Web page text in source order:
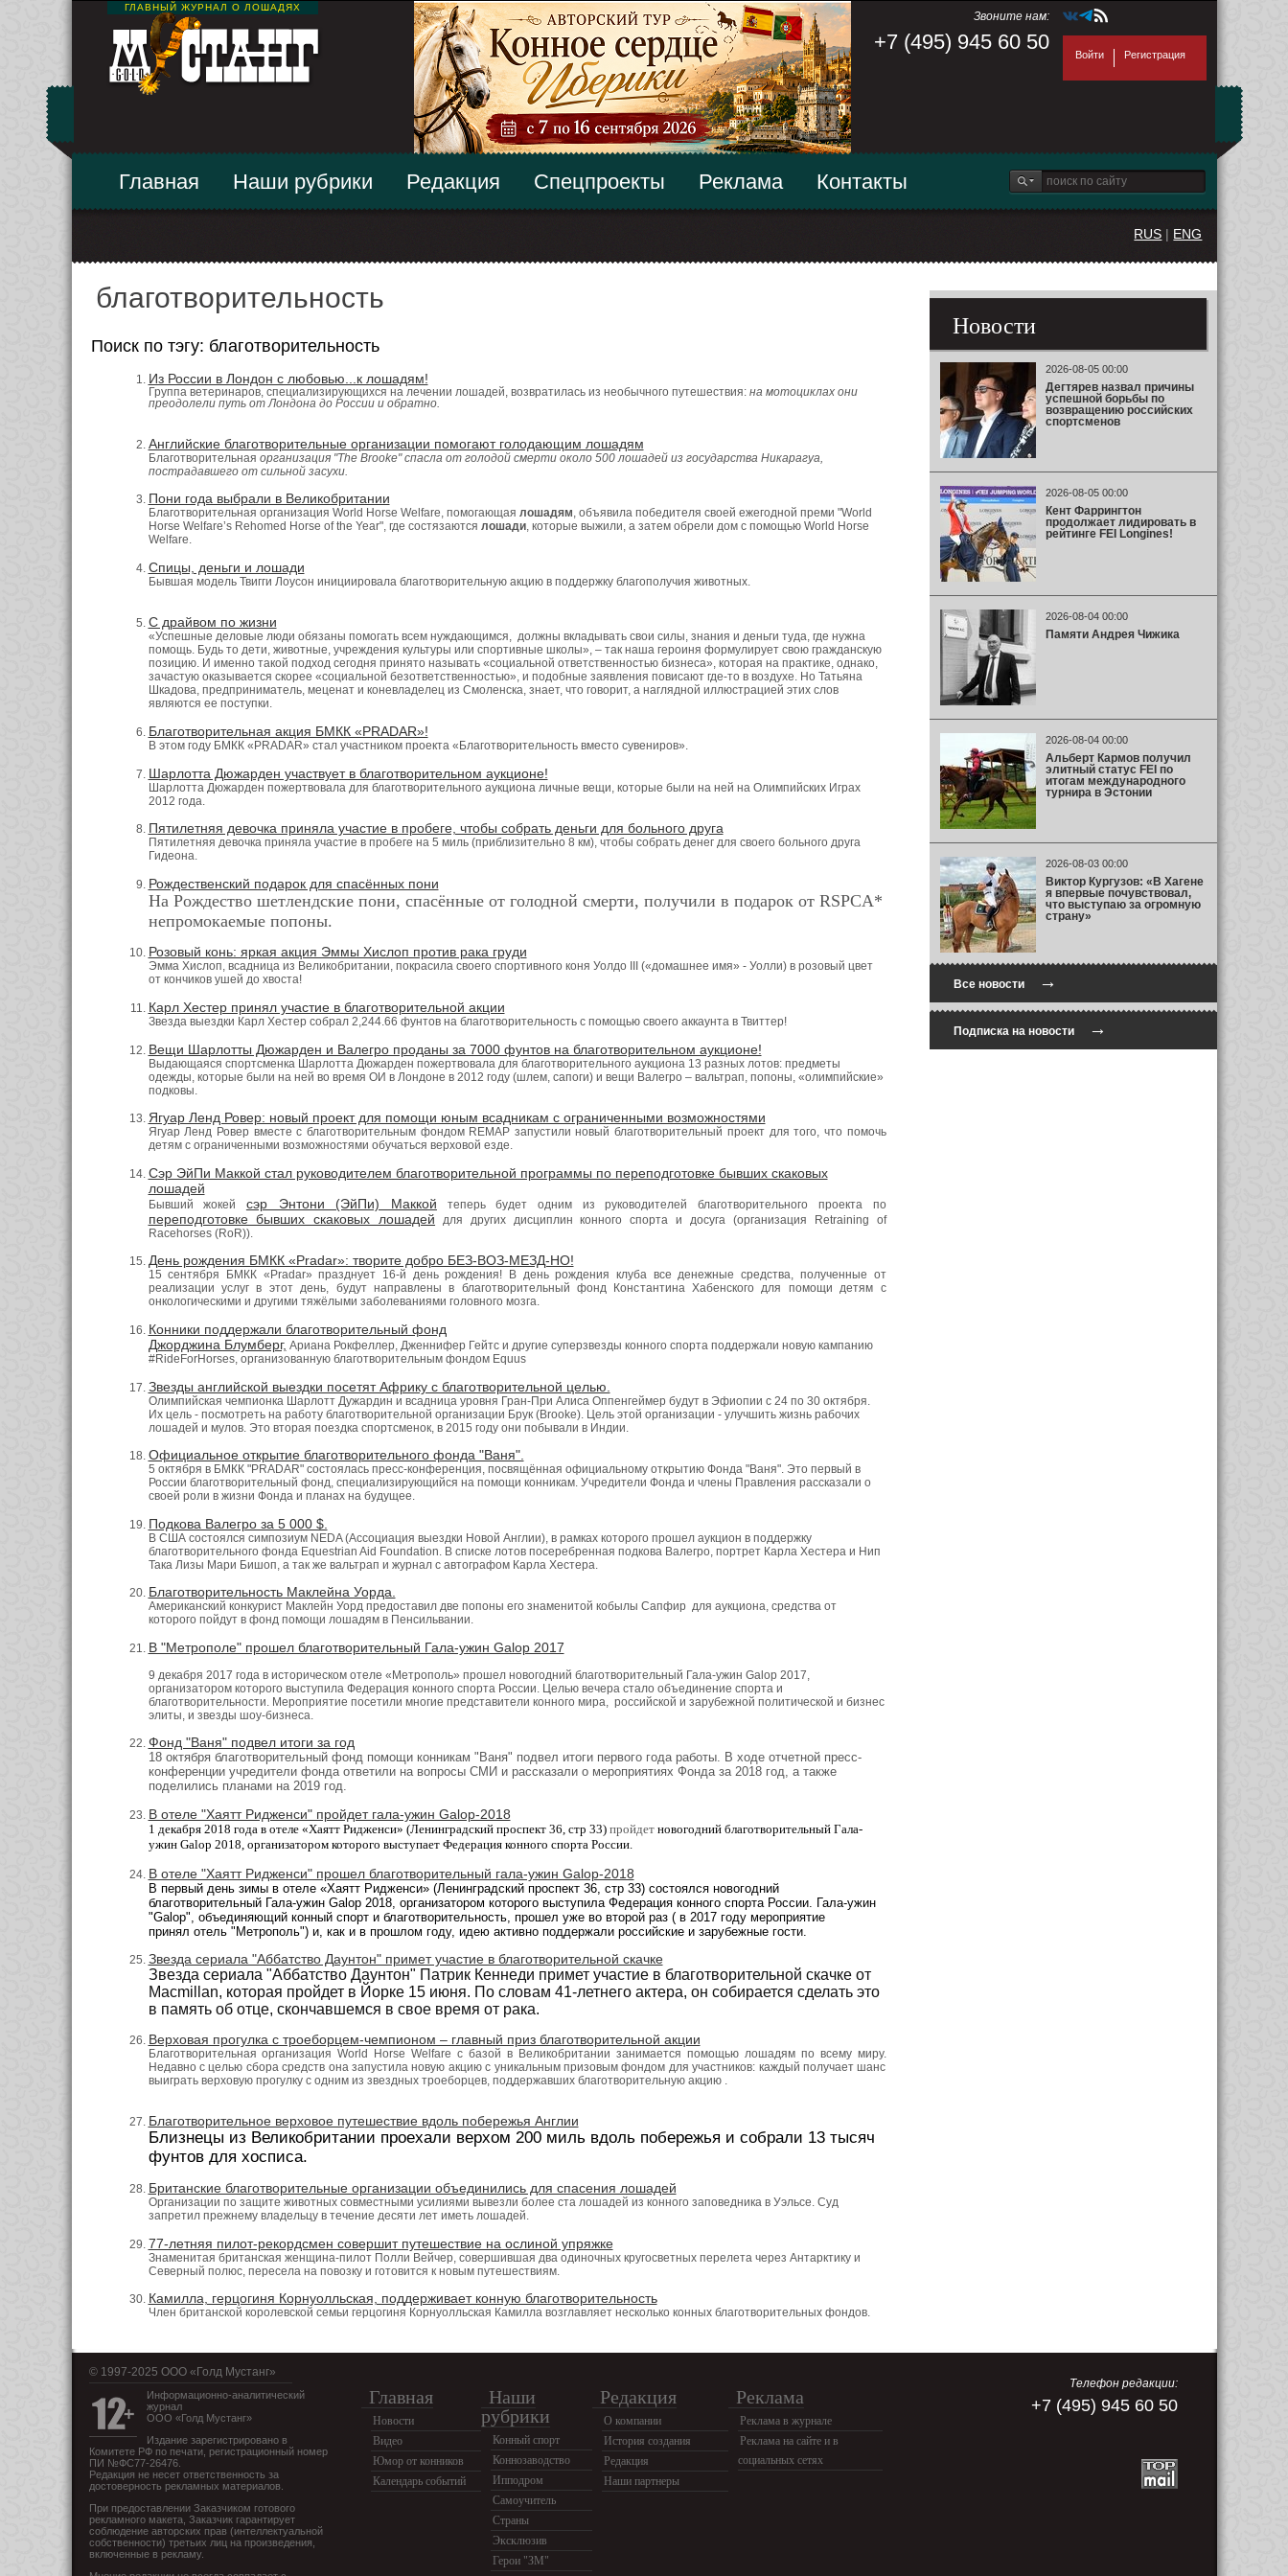
ГЛАВНЫЙ ЖУРНАЛ О ЛОШАДЯХ
Звоните нам:
+7 (495) 945 60 50
Войти Регистрация
Главная Наши рубрики Редакция Спецпроекты Реклама Контакты
RUS | ENG
благотворительность
Поиск по тэгу: благотворительность
Из России в Лондон с любовью...к лошадям!
Группа ветеринаров, специализирующихся на лечении лошадей, возвратилась из необычного путешествия: на мотоциклах они
преодолели путь от Лондона до России и обратно.
Английские благотворительные организации помогают голодающим лошадям
Благотворительная организация "The Brookе" спасла от голодой смерти около 500 лошадей из государства Никарагуа,
пострадавшего от сильной засухи.
Пони года выбрали в Великобритании
Благотворительная организация World Horse Welfare, помогающая лошадям, объявила победителя своей ежегодной преми "World
Horse Welfare’s Rehomed Horse of the Year", где состязаются лошади, которые выжили, а затем обрели дом с помощью World Horse
Welfare.
Спицы, деньги и лошади
Бывшая модель Твигги Лоусон инициировала благотворительную акцию в поддержку благополучия животных.
С драйвом по жизни
«Успешные деловые люди обязаны помогать всем нуждающимся, должны вкладывать свои силы, знания и деньги туда, где нужна
помощь. Будь то дети, животные, учреждения культуры или спортивные школы», – так наша героиня формулирует свою гражданскую
позицию. И именно такой подход сегодня принято называть «социальной ответственностью бизнеса», которая на практике, однако,
зачастую оказывается скорее «социальной безответственностью», и подобные заявления повисают где-то в воздухе. Но Татьяна
Шкадова, предприниматель, меценат и коневладелец из Смоленска, знает, что говорит, а наглядной иллюстрацией этих слов
являются ее поступки.
Благотворительная акция БМКК «PRADAR»!
В этом году БМКК «PRADAR» стал участником проекта «Благотворительность вместо сувениров».
Шарлотта Дюжарден участвует в благотворительном аукционе!
Шарлотта Дюжарден пожертвовала для благотворительного аукциона личные вещи, которые были на ней на Олимпийских Играх
2012 года.
Пятилетняя девочка приняла участие в пробеге, чтобы собрать деньги для больного друга
Пятилетняя девочка приняла участие в пробеге на 5 миль (приблизительно 8 км), чтобы собрать денег для своего больного друга
Гидеона.
Рождественский подарок для спасённых пони
На Рождество шетлендские пони, спасённые от голодной смерти, получили в подарок от RSPCA*
непромокаемые попоны.
Розовый конь: яркая акция Эммы Хислоп против рака груди
Эмма Хислоп, всадница из Великобритании, покрасила своего спортивного коня Уолдо III («домашнее имя» - Уолли) в розовый цвет
от кончиков ушей до хвоста!
Карл Хестер принял участие в благотворительной акции
Звезда выездки Карл Хестер собрал 2,244.66 фунтов на благотворительность с помощью своего аккаунта в Твиттер!
Вещи Шарлотты Дюжарден и Валегро проданы за 7000 фунтов на благотворительном аукционе!
Выдающаяся спортсменка Шарлотта Дюжарден пожертвовала для благотворительного аукциона 13 разных лотов: предметы
одежды, которые были на ней во время ОИ в Лондоне в 2012 году (шлем, сапоги) и вещи Валегро – вальтрап, попоны, «олимпийские»
подковы.
Ягуар Ленд Ровер: новый проект для помощи юным всадникам с ограниченными возможностями
Ягуар Ленд Ровер вместе с благотворительным фондом REMAP запустили новый благотворительный проект для того, что помочь
детям с ограниченными возможностями обучаться верховой езде.
Сэр ЭйПи Маккой стал руководителем благотворительной программы по переподготовке бывших скаковых
лошадей
Бывший жокей сэр Энтони (ЭйПи) Маккой теперь будет одним из руководителей благотворительного проекта по
переподготовке бывших скаковых лошадей для других дисциплин конного спорта и досуга (организация Retraining of
Racehorses (RoR)).
День рождения БМКК «Pradar»: творите добро БЕЗ-ВОЗ-МЕЗД-НО!
15 сентября БМКК «Pradar» празднует 16-й день рождения! В день рождения клуба все денежные средства, полученные от
реализации услуг в этот день, будут направлены в благотворительный фонд Константина Хабенского для помощи детям с
онкологическими и другими тяжёлыми заболеваниями головного мозга.
Конники поддержали благотворительный фонд
Джорджина Блумберг, Ариана Рокфеллер, Дженнифер Гейтс и другие суперзвезды конного спорта поддержали новую кампанию
#RideForHorses, организованную благотворительным фондом Equus
Звезды английской выездки посетят Африку с благотворительной целью.
Олимпийская чемпионка Шарлотт Дужардин и всадница уровня Гран-При Алиса Оппенгеймер будут в Эфиопии с 24 по 30 октября.
Их цель - посмотреть на работу благотворительной организации Брук (Brooke). Цель этой организации - улучшить жизнь рабочих
лошадей и мулов. Это вторая поездка спортсменок, в 2015 году они побывали в Индии.
Официальное открытие благотворительного фонда "Ваня".
5 октября в БМКК "PRADAR" состоялась пресс-конференция, посвящённая официальному открытию Фонда "Ваня". Это первый в
России благотворительный фонд, специализирующийся на помощи конникам. Учредители Фонда и члены Правления рассказали о
своей роли в жизни Фонда и планах на будущее.
Подкова Валегро за 5 000 $.
В США состоялся симпозиум NEDA (Ассоциация выездки Новой Англии), в рамках которого прошел аукцион в поддержку
благотворительного фонда Equestrian Aid Foundation. В списке лотов посеребренная подкова Валегро, портрет Карла Хестера и Нип
Така Лизы Мари Бишоп, а так же вальтрап и журнал с автографом Карла Хестера.
Благотворительность Маклейна Уорда.
Американский конкурист Маклейн Уорд предоставил две попоны его знаменитой кобылы Сапфир для аукциона, средства от
которого пойдут в фонд помощи лошадям в Пенсильвании.
В "Метрополе" прошел благотворительный Гала-ужин Galop 2017
9 декабря 2017 года в историческом отеле «Метрополь» прошел новогодний благотворительный Гала-ужин Galop 2017,
организатором которого выступила Федерация конного спорта России. Целью вечера стало объединение спорта и
благотворительности. Мероприятие посетили многие представители конного мира, российской и зарубежной политической и бизнес
элиты, и звезды шоу-бизнеса.
Фонд "Ваня" подвел итоги за год
18 октября благотворительный фонд помощи конникам "Ваня" подвел итоги первого года работы. В ходе отчетной пресс-
конференции учредители фонда ответили на вопросы СМИ и рассказали о мероприятиях Фонда за 2018 год, а также
поделились планами на 2019 год.
В отеле "Хаятт Ридженси" пройдет гала-ужин Galop-2018
1 декабря 2018 года в отеле «Хаятт Ридженси» (Ленинградский проспект 36, стр 33)пройдетновогодний благотворительный Гала-
ужин Galop 2018, организатором которого выступает Федерация конного спорта России.
В отеле "Хаятт Ридженси" прошел благотворительный гала-ужин Galop-2018
В первый день зимыв отеле «Хаятт Ридженси» (Ленинградский проспект 36, стр 33) состоялсяновогодний
благотворительный Гала-ужин Galop 2018, организатором которого выступилаФедерация конного спорта России. Гала-ужин
"Galop", объединяющий конный спорт и благотворительность, прошел уже во второй раз ( в 2017 году мероприятие
принял отель"Метрополь") и, каки в прошлом году, идею активно поддержали российские и зарубежные гости.
Звезда сериала "Аббатство Даунтон" примет участие в благотворительной скачке
Звезда сериала "Аббатство Даунтон" Патрик Кеннеди примет участие в благотворительной скачке от
Macmillan, которая пройдет в Йорке 15 июня. По словам 41-летнего актера, он собирается сделать это
в память об отце, скончавшемся в свое время от рака.
Верховая прогулка с троеборцем-чемпионом – главный приз благотворительной акции
Благотворительная организация World Horse Welfare с базой в Великобритании занимается помощью лошадям по всему миру.
Недавно с целью сбора средств она запустила новую акцию с уникальным призовым фондом для участников: каждый получает шанс
выиграть верховую прогулку с одним из звездных троеборцев, поддержавших благотворительную акцию .
Благотворительное верховое путешествие вдоль побережья Англии
Близнецы из Великобритании проехали верхом 200 миль вдоль побережья и собрали 13 тысяч
фунтов для хосписа.
Британские благотворительные организации объединились для спасения лошадей
Организации по защите животных совместными усилиями вывезли более ста лошадей из конного заповедника в Уэльсе. Суд
запретил прежнему владельцу в течение десяти лет иметь лошадей.
77-летняя пилот-рекордсмен совершит путешествие на ослиной упряжке
Знаменитая британская женщина-пилот Полли Вейчер, совершившая два одиночных кругосветных перелета через Антарктику и
Северный полюс, пересела на повозку и готовится к новым путешествиям.
Камилла, герцогиня Корнуолльская, поддерживает конную благотворительность
Член британской королевской семьи герцогиня Корнуолльская Камилла возглавляет несколько конных благотворительных фондов.
Новости
2026-08-05 00:00
Дегтярев назвал причины
успешной борьбы по
возвращению российских
спортсменов
2026-08-05 00:00
Кент Фаррингтон
продолжает лидировать в
рейтинге FEI Longines!
2026-08-04 00:00
Памяти Андрея Чижика
2026-08-04 00:00
Альберт Кармов получил
элитный статус FEI по
итогам международного
турнира в Эстонии
2026-08-03 00:00
Виктор Кургузов: «В Хагене
я впервые почувствовал,
что выступаю за огромную
страну»
Все новости→
Подписка на новости→
© 1997-2025 OOO «Голд Мустанг»
Информационно-аналитический
журнал
ООО «Голд Мустанг»
Издание зарегистрировано в
Комитете РФ по печати, регистрационный номер
ПИ №ФС77-26476.
Редакция не несет ответственность за
достоверность рекламных материалов.
При предоставлении Заказчиком готового
рекламного макета, Заказчик гарантирует
соблюдение авторских прав (интеллектуальной
собственности) третьих лиц на произведения,
включенные в рекламу.
Главная
Новости
Видео
Юмор от конников
Календарь событий
Наши
рубрики
Конный спорт
Коннозаводство
Ипподром
Самоучитель
Страны
Эксклюзив
Герои "ЗМ"
Редакция
О компании
История создания
Редакция
Наши партнеры
Реклама
Реклама в журнале
Реклама на сайте и в
социальных сетях
Телефон редакции:
+7 (495) 945 60 50